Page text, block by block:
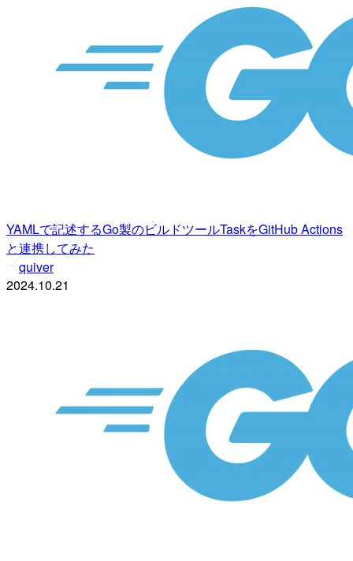
YAMLで記述するGo製のビルドツールTaskをGitHub Actions
と連携してみた
quiver
2024.10.21